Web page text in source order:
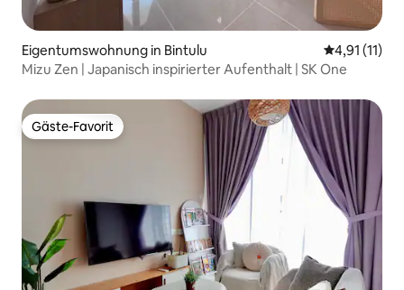
Eigentumswohnung in Bintulu
4,91 (11)
Mizu Zen | Japanisch inspirierter Aufenthalt | SK One
Gäste-Favorit
Gäste-Favorit